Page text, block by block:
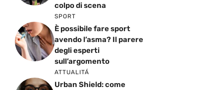
colpo di scena
SPORT
È possibile fare sport
avendo l’asma? Il parere
degli esperti
sull’argomento
ATTUALITÁ
Urban Shield: come